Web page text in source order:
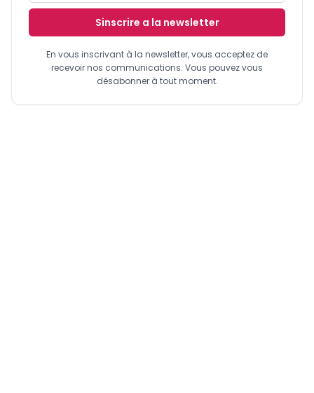
Sinscrire a la newsletter
En vous inscrivant à la newsletter, vous acceptez de
recevoir nos communications. Vous pouvez vous
désabonner à tout moment.